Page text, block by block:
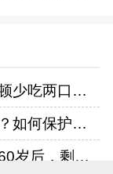
科学实锤！《自然》子刊：每顿少吃两口，这种慢性病风险降一半
为什么高血压会引起心脏肥大？如何保护我们的心脏？一文讲清！
寿命长不长，看牙齿就知道？60岁后，剩多少颗才正常？告诉你答案